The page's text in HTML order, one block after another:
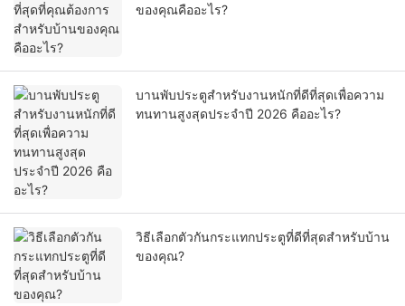
ของคุณคืออะไร?
บานพับประตูสำหรับงานหนักที่ดีที่สุดเพื่อความ
ทนทานสูงสุดประจำปี 2026 คืออะไร?
วิธีเลือกตัวกันกระแทกประตูที่ดีที่สุดสำหรับบ้าน
ของคุณ?